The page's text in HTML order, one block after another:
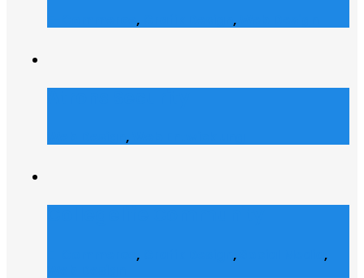
, ,
,
, ,
,